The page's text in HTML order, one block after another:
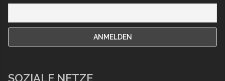
SOZIALE NETZE